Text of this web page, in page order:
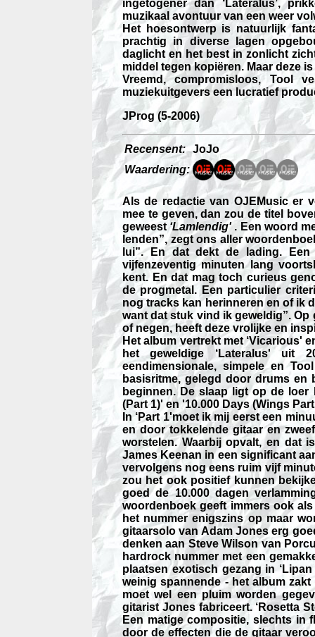
ingetogener dan ‘Lateralus’,
muzikaal avontuur van een weer
Het hoesontwerp is natuurlijk
prachtig in diverse lagen
daglicht en het best in zonlicht
middel tegen kopiëren. Maar deze
Vreemd, compromisloos, Tool
muziekuitgevers een lucratief
JProg (5-2006)
Recensent: JoJo
Waardering:
Als de redactie van OJEMusic er
mee te geven, dan zou de titel
geweest ‘Lamlendig' . Een woord
lenden”, zegt ons aller
lui”. En dat dekt de lading.
vijfenzeventig minuten lang
kent. En dat mag toch curieus
de progmetal. Een particulier
nog tracks kan herinneren en of ik
want dat stuk vind ik geweldig”.
of negen, heeft deze vrolijke en
Het album vertrekt met ‘Vicarious'
het geweldige ‘Lateralus' uit
eendimensionale, simpele en
basisritme, gelegd door drums en
beginnen. De slaap ligt op de loer
(Part 1)' en '10.000 Days (Wings
In ‘Part 1'moet ik mij eerst een
en door tokkelende gitaar en
worstelen. Waarbij opvalt, en dat
James Keenan in een significant
vervolgens nog eens ruim vijf
zou het ook positief kunnen
goed de 10.000 dagen
woordenboek geeft immers ook
het nummer enigszins op maar
gitaarsolo van Adam Jones erg
denken aan Steve Wilson van
hardrock nummer met een
plaatsen exotisch gezang in
weinig spannende - het album
moet wel een pluim worden
gitarist Jones fabriceert. ‘Rosetta
Een matige compositie, slechts in
door de effecten die de gitaar